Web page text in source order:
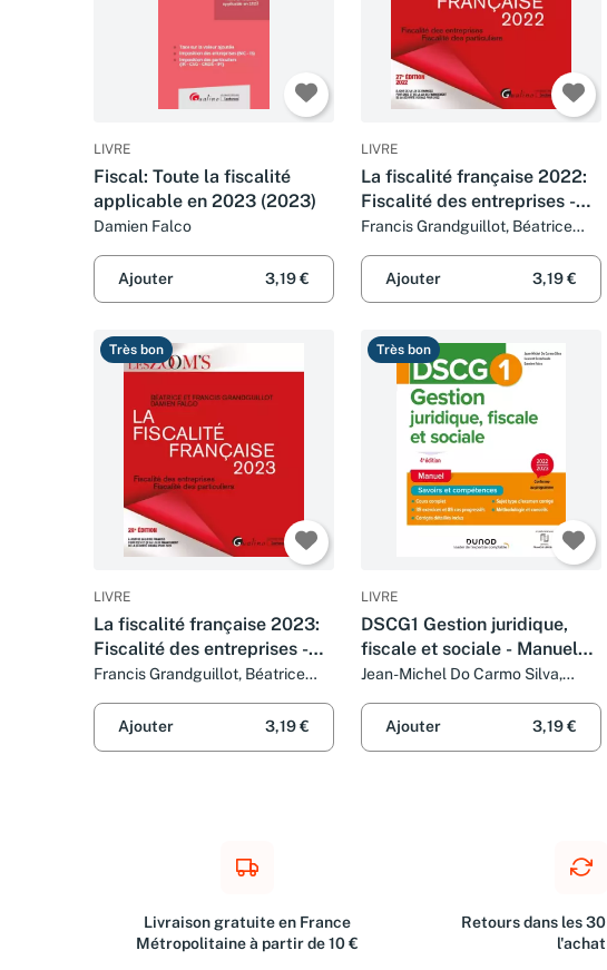
LIVRE
Fiscal: Toute la fiscalité
applicable en 2023 (2023)
Damien Falco
Ajouter 3,19 €
LIVRE
La fiscalité française 2022:
Fiscalité des entreprises -
Fiscalité des particuliers
Francis Grandguillot, Béatrice
Ajouter
3,19 €
Très bon
LIVRE
La fiscalité française 2023:
Fiscalité des entreprises -
Fiscalité des particuliers
Francis Grandguillot, Béatrice
Ajouter
3,19 €
Très bon
LIVRE
DSCG1 Gestion juridique,
fiscale et sociale - Manuel
2022/2023 (2022-2023)
Jean-Michel Do Carmo Silva,
Falco
Ajouter 3,19 €
Livraison gratuite en France
Métropolitaine à partir de 10 €
Retours dans les
l'achat